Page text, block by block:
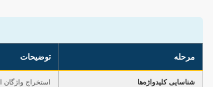
مرحله توضیحات
شناسایی کلیدواژه‌ها استخراج واژگان